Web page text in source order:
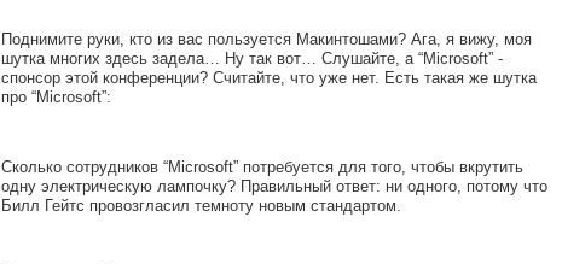
Поднимите руки, кто из вас пользуется Макинтошами? Ага, я вижу, моя
шутка многих здесь задела… Ну так вот… Слушайте, а “Microsoft” -
спонсор этой конференции? Считайте, что уже нет. Есть такая же шутка
про “Microsoft”:
Сколько сотрудников “Microsoft” потребуется для того, чтобы вкрутить
одну электрическую лампочку? Правильный ответ: ни одного, потому что
Билл Гейтс провозгласил темноту новым стандартом.